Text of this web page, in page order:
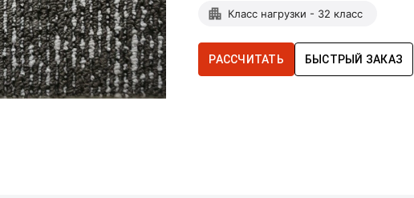
Класс нагрузки - 32 класс
РАССЧИТАТЬ БЫСТРЫЙ ЗАКАЗ